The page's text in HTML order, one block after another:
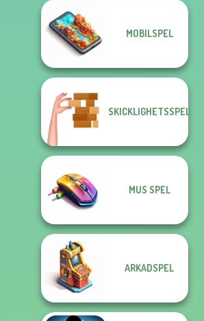
MOBILSPEL
SKICKLIGHETSSPEL
MUS SPEL
ARKADSPEL